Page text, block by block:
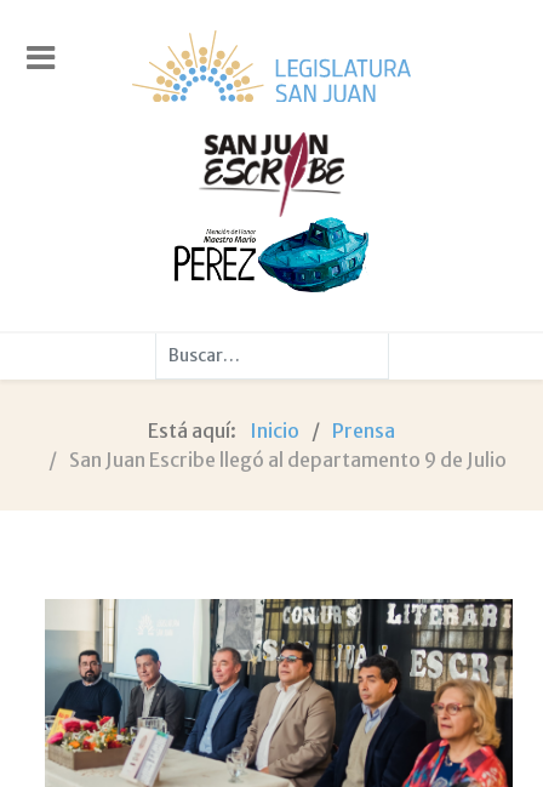
Buscar
Está aquí: Inicio
Prensa
San Juan Escribe llegó al departamento 9 de Julio